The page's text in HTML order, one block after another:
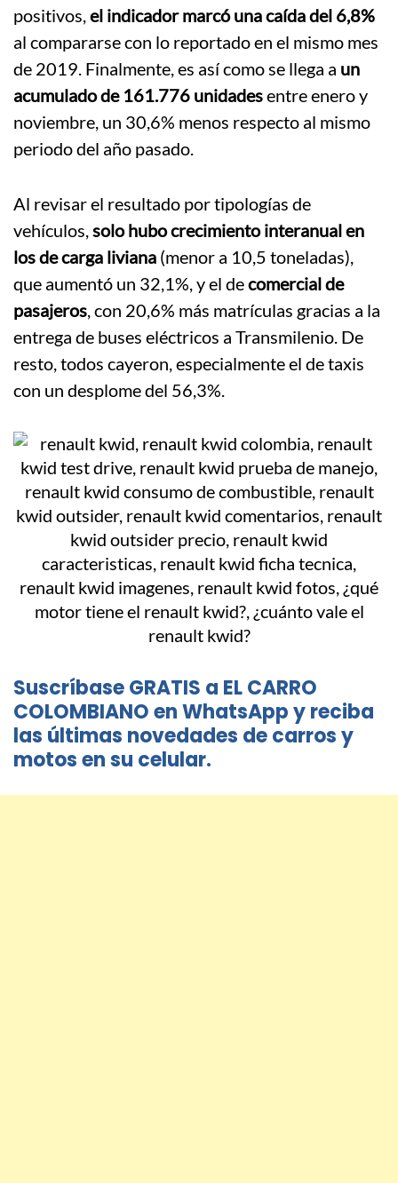
positivos,el indicador marcó una caída del 6,8%
al compararse con lo reportado en el mismo mes
de 2019. Finalmente, es así como se llega a un
acumulado de 161.776 unidadesentre enero y
noviembre, un 30,6% menos respecto al mismo
periodo del año pasado.
Al revisar el resultado por tipologías de
vehículos,solo hubo crecimiento interanual en
los de carga liviana (menor a 10,5 toneladas),
que aumentó un 32,1%, y el decomercial de
pasajeros, con 20,6% más matrículas gracias a la
entrega de buses eléctricos a Transmilenio. De
resto, todos cayeron, especialmente el de taxis
con un desplome del 56,3%.
Suscríbase GRATIS a EL CARRO
COLOMBIANO en WhatsApp y reciba
las últimas novedades de carros y
motos en su celular.